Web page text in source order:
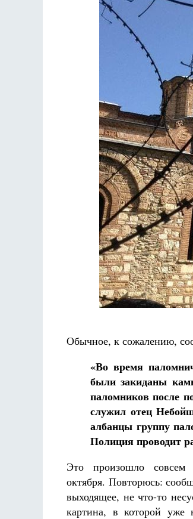
Обычное, к сожалению,
«Во время
были закиданы
паломников после
служил отец
албанцы группу
Полиция проводит
Это произошло
октября. Повторюсь:
выходящее, не что-то
картина, в которой уже
Разлуки не будет
Фредерика де Грааф